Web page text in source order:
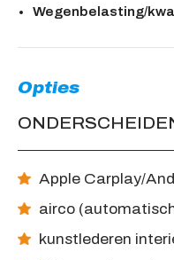
Wegenbelasting/
Opties
Apple Carplay/
airco
kunstlederen